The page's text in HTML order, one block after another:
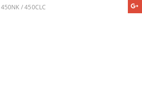
450NK / 450CLC